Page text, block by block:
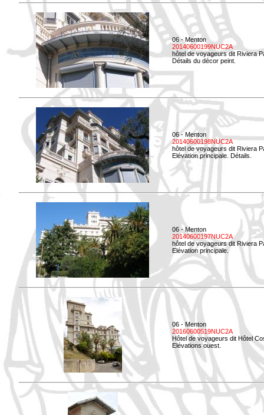
06 - Menton
20140600199NUC2A
hôtel de voyageurs dit Riviera
Détails du décor peint.
06 - Menton
20140600198NUC2A
hôtel de voyageurs dit Riviera
Elévation principale. Détails.
06 - Menton
20140600197NUC2A
hôtel de voyageurs dit Riviera
Elévation principale.
06 - Menton
20160600519NUC2A
Hôtel de voyageurs dit Hôtel
Elévations ouest.